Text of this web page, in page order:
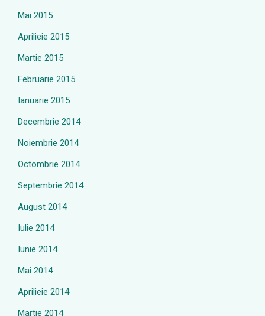
Mai 2015
Aprilieie 2015
Martie 2015
Februarie 2015
Ianuarie 2015
Decembrie 2014
Noiembrie 2014
Octombrie 2014
Septembrie 2014
August 2014
Iulie 2014
Iunie 2014
Mai 2014
Aprilieie 2014
Martie 2014